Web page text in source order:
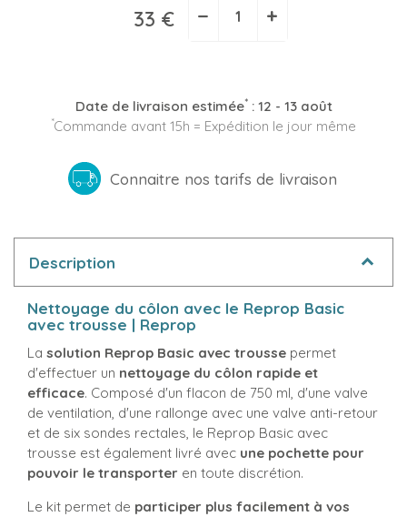
(15 avis)
33 € − +
Date de livraison estimée*: 12 - 13 août
*Commande avant 15h = Expédition le jour même
Connaitre nos tarifs de livraison
Description
Nettoyage du côlon avec le Reprop Basic
avec trousse | Reprop
La solution Reprop Basic avec trousse permet
d'effectuer un nettoyage du côlon rapide et
efficace. Composé d'un flacon de 750 ml, d'une valve
de ventilation, d'une rallonge avec une valve anti-retour
et de six sondes rectales, le Reprop Basic avec
trousse est également livré avec une pochette pour
pouvoir le transporter en toute discrétion.
Le kit permet de participer plus facilement à vos